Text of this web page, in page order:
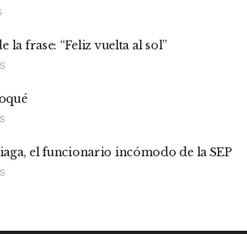
la frase: “Feliz vuelta al sol”
el funcionario incómodo de la SEP